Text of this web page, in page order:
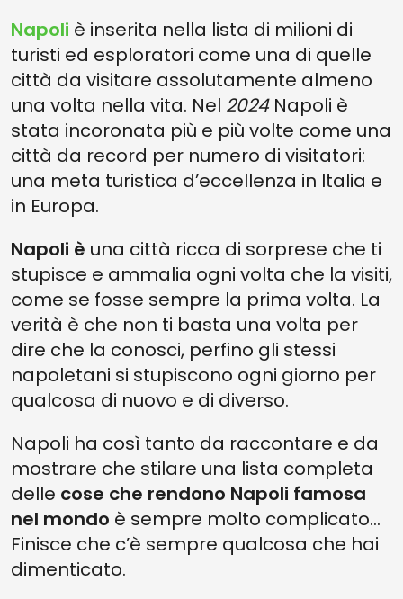
14. IL PRESEPE
13. LA CANZONE NAPOLETANA
12. IL TEATRO NAPOLETANO
11. IL MITO DI MARADONA
10. IL SANGUE DI SAN GENNARO
9. LA SUA METRO ARTISTICA
7. LA SUA STREET ART
6. LA LINGUA NAPOLETANA: PATRIMONIO IMMATERIALE DELL’UNESCO
5. LE SUE VISCERE SOTTERRANEE
4. LA SCARAMANZIA NAPOLETANA
3. IL CAFFÈ NAPOLETANO
2. IL PARCO ARCHEOLOGICO DI POMPEI
1. I PARCHI PUBBLICI E LE ZONE VERDI: POLMONI NATURALI
COME GODERE AL MEGLIO NAPOLI?
Napoli è inserita nella lista di milioni di
turisti ed esploratori come una di quelle
città da visitare assolutamente almeno
una volta nella vita. Nel 2024 Napoli è
stata incoronata più e più volte come una
città da record per numero di visitatori:
una meta turistica d’eccellenza in Italia e
in Europa.
Napoli è una città ricca di sorprese che ti
stupisce e ammalia ogni volta che la visiti,
come se fosse sempre la prima volta. La
verità è che non ti basta una volta per
dire che la conosci, perfino gli stessi
napoletani si stupiscono ogni giorno per
qualcosa di nuovo e di diverso.
Napoli ha così tanto da raccontare e da
mostrare che stilare una lista completa
delle cose che rendono Napoli famosa
nel mondo è sempre molto complicato…
Finisce che c’è sempre qualcosa che hai
dimenticato.